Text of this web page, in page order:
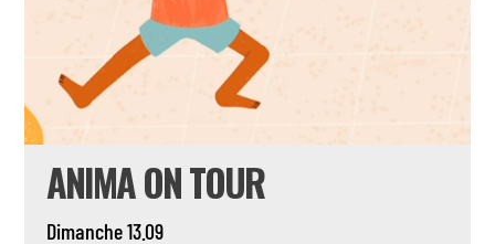
ANIMA ON TOUR
Dimanche 13.09